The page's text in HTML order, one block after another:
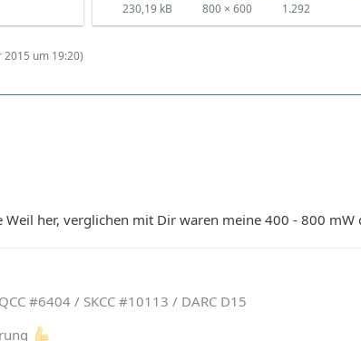
230,19 kB 800 × 600 1.292
2015 um 19:20)
her, verglichen mit Dir waren meine 400 - 800 mW
#6404 / SKCC #10113 / DARC D15